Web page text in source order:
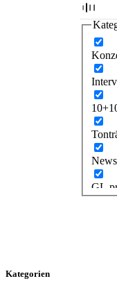
News
GL
Kategorien